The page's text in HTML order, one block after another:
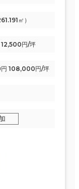
㎡）
円/坪
108,000円/坪